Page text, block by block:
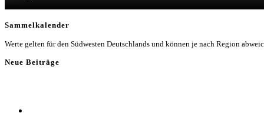
Sammelkalender
Werte gelten für den Südwesten Deutschlands und können je nach Region
Neue Beiträge